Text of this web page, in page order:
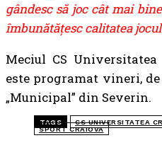
gândesc să joc cât mai
îmbunătățesc calitatea
Meciul CS
este programat vineri,
„Municipal” din Severin.
TAGS CS UNIVERSITATEA
SPORT CRAIOVA